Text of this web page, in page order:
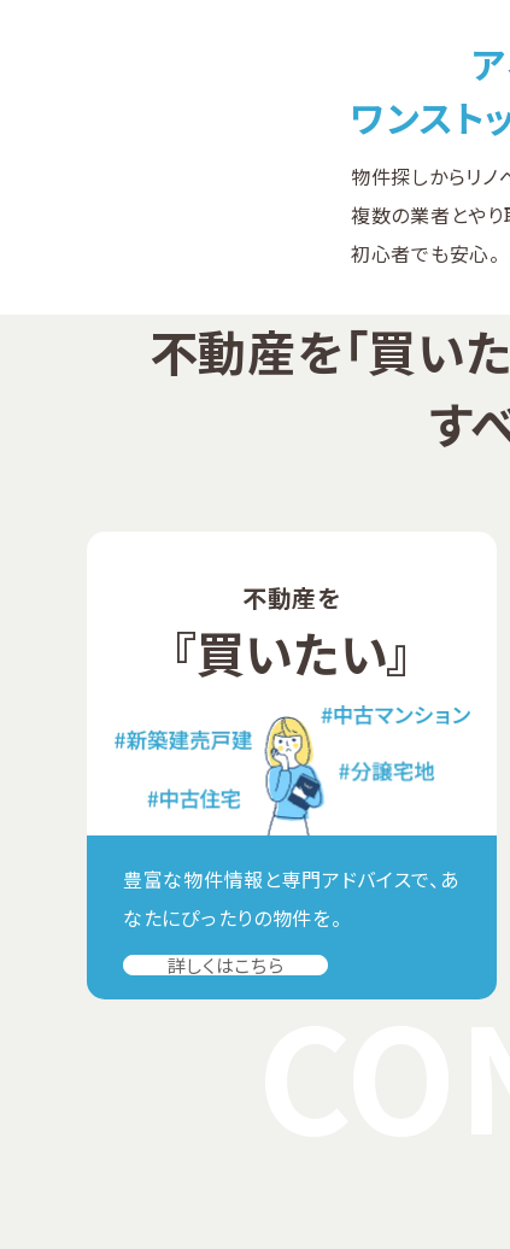
ワンスト
物件探しからリノ
複数の業者とやり
初心者でも安心。
不動産を「買い
す
不動産を
『買いたい』
豊富な物件情報と専門アドバイスで、あ
なたにぴったりの物件を。
詳しくはこちら